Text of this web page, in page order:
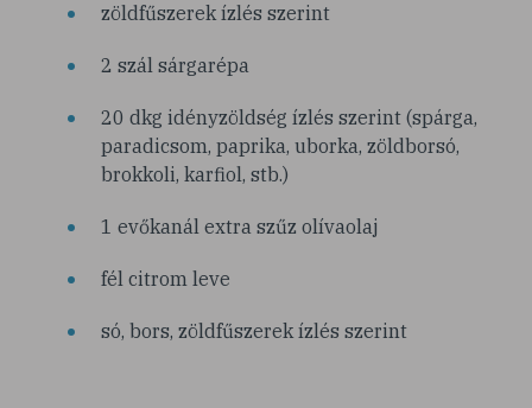
zöldfűszerek ízlés szerint
2 szál sárgarépa
20 dkg idényzöldség ízlés szerint (spárga,
paradicsom, paprika, uborka, zöldborsó,
brokkoli, karfiol, stb.)
1 evőkanál extra szűz olívaolaj
fél citrom leve
só, bors, zöldfűszerek ízlés szerint